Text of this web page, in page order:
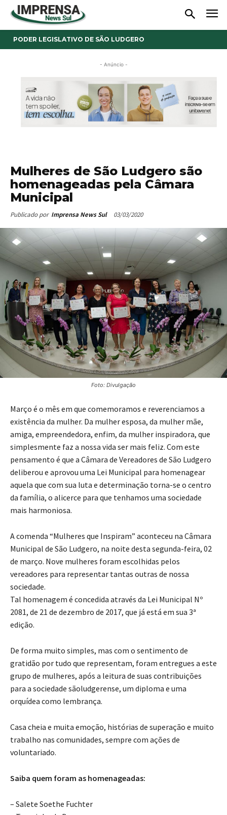
PODER LEGISLATIVO DE SÃO LUDGERO
- Anúncio -
Mulheres de São Ludgero são
homenageadas pela Câmara
Municipal
Publicado por Imprensa News Sul 03/03/2020
Foto: Divulgação
Março é o mês em que comemoramos e reverenciamos a
existência da mulher. Da mulher esposa, da mulher mãe,
amiga, empreendedora, enfim, da mulher inspiradora, que
simplesmente faz a nossa vida ser mais feliz. Com este
pensamento é que a Câmara de Vereadores de São Ludgero
deliberou e aprovou uma Lei Municipal para homenagear
aquela que com sua luta e determinação torna-se o centro
da família, o alicerce para que tenhamos uma sociedade
mais harmoniosa.
A comenda “Mulheres que Inspiram” aconteceu na Câmara
Municipal de São Ludgero, na noite desta segunda-feira, 02
de março. Nove mulheres foram escolhidas pelos
vereadores para representar tantas outras de nossa
sociedade.
Tal homenagem é concedida através da Lei Municipal Nº
2081, de 21 de dezembro de 2017, que já está em sua 3ª
edição.
De forma muito simples, mas com o sentimento de
gratidão por tudo que representam, foram entregues a este
grupo de mulheres, após a leitura de suas contribuições
para a sociedade sãoludgerense, um diploma e uma
orquídea como lembrança.
Casa cheia e muita emoção, histórias de superação e muito
trabalho nas comunidades, sempre com ações de
voluntariado.
Saiba quem foram as homenageadas:
– Salete Soethe Fuchter